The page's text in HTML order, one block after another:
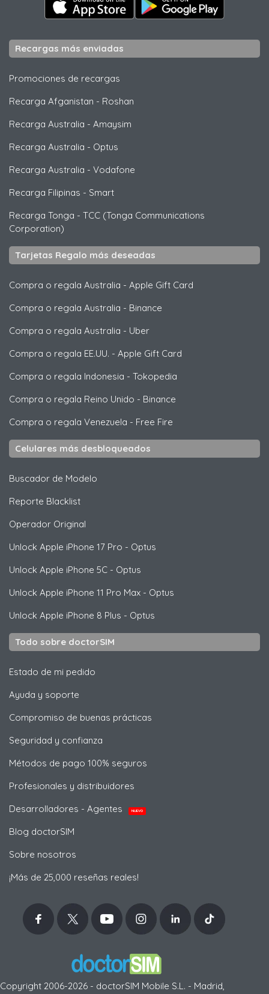
Recargas más enviadas
Promociones de recargas
Recarga Afganistan - Roshan
Recarga Australia - Amaysim
Recarga Australia - Optus
Recarga Australia - Vodafone
Recarga Filipinas - Smart
Recarga Tonga - TCC (Tonga Communications
Corporation)
Tarjetas Regalo más deseadas
Compra o regala Australia - Apple Gift Card
Compra o regala Australia - Binance
Compra o regala Australia - Uber
Compra o regala EE.UU. - Apple Gift Card
Compra o regala Indonesia - Tokopedia
Compra o regala Reino Unido - Binance
Compra o regala Venezuela - Free Fire
Celulares más desbloqueados
Buscador de Modelo
Reporte Blacklist
Operador Original
Unlock Apple iPhone 17 Pro - Optus
Unlock Apple iPhone 5C - Optus
Unlock Apple iPhone 11 Pro Max - Optus
Unlock Apple iPhone 8 Plus - Optus
Todo sobre doctorSIM
Estado de mi pedido
Ayuda y soporte
Compromiso de buenas prácticas
Seguridad y confianza
Métodos de pago 100% seguros
Profesionales y distribuidores
Desarrolladores - Agentes
NUEVO
Blog doctorSIM
Sobre nosotros
¡Más de 25,000 reseñas reales!
Copyright 2006-2026 - doctorSIM Mobile S.L. - Madrid,